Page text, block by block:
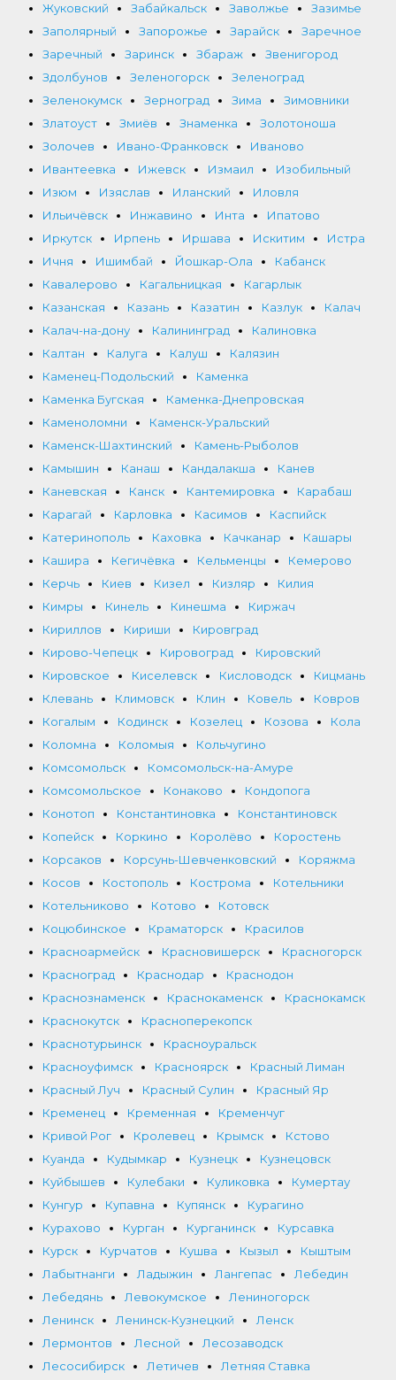
Жуковский Забайкальск Заволжье
Зазимье
Заполярный
Запорожье Зарайск
Заречное
Заречный
Заринск Збараж
Звенигород
Здолбунов
Зеленогорск
Зеленоград
Зеленокумск
Зерноград Зима
Зимовники
Златоуст
Змиёв Знаменка
Золотоноша
Золочев
Ивано-Франковск
Иваново
Ивантеевка
Ижевск Измаил
Изобильный
Изюм
Изяслав Иланский
Иловля
Ильичёвск
Инжавино Инта
Ипатово
Иркутск
Ирпень Иршава Искитим
Истра
Ичня
Ишимбай Йошкар-Ола
Кабанск
Кавалерово
Кагальницкая
Кагарлык
Казанская
Казань Казатин Казлук
Калач
Калач-на-дону
Калининград
Калиновка
Калтан
Калуга Калуш
Калязин
Каменец-Подольский
Каменка
Каменка Бугская
Каменка-Днепровская
Каменоломни
Каменск-Уральский
Каменск-Шахтинский
Камень-Рыболов
Камышин
Канаш Кандалакша
Канев
Каневская
Канск Кантемировка
Карабаш
Карагай
Карловка Касимов
Каспийск
Катеринополь
Каховка Качканар
Кашары
Кашира
Кегичёвка Кельменцы
Кемерово
Керчь
Киев Кизел Кизляр
Килия
Кимры
Кинель Кинешма
Киржач
Кириллов
Кириши
Кировград
Кирово-Чепецк
Кировоград
Кировский
Кировское
Киселевск Кисловодск
Кицмань
Клевань
Климовск Клин Ковель
Ковров
Когалым
Кодинск Козелец Козова
Кола
Коломна
Коломыя
Кольчугино
Комсомольск
Комсомольск-на-Амуре
Комсомольское
Конаково
Кондопога
Конотоп
Константиновка
Константиновск
Копейск
Коркино Королёво
Коростень
Корсаков
Корсунь-Шевченковский
Коряжма
Косов
Костополь Кострома
Котельники
Котельниково
Котово
Котовск
Коцюбинское
Краматорск
Красилов
Красноармейск
Красновишерск
Красногорск
Красноград
Краснодар
Краснодон
Краснознаменск
Краснокаменск
Краснокамск
Краснокутск
Красноперекопск
Краснотурьинск
Красноуральск
Красноуфимск
Красноярск
Красный Лиман
Красный Луч
Красный Сулин
Красный Яр
Кременец
Кременная
Кременчуг
Кривой Рог
Кролевец Крымск
Кстово
Куанда
Кудымкар Кузнецк
Кузнецовск
Куйбышев
Кулебаки Куликовка
Кумертау
Кунгур
Купавна Купянск
Курагино
Курахово
Курган Курганинск
Курсавка
Курск
Курчатов Кушва Кызыл
Кыштым
Лабытнанги
Ладыжин Лангепас
Лебедин
Лебедянь
Левокумское
Лениногорск
Ленинск
Ленинск-Кузнецкий
Ленск
Лермонтов
Лесной
Лесозаводск
Лесосибирск
Летичев
Летняя Ставка